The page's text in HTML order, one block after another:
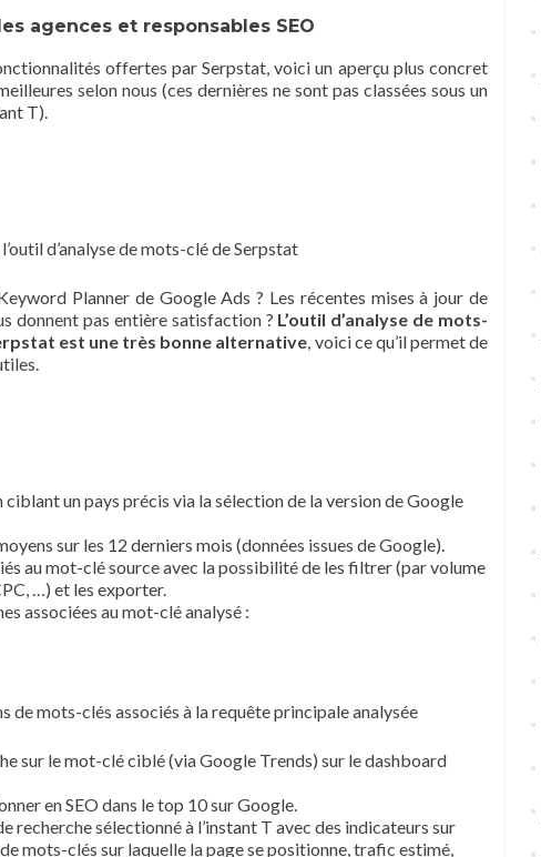
agences et responsables SEO
offertes par Serpstat, voici un aperçu plus concret
selon nous (ces dernières ne sont pas classées sous un
T).
d’analyse de mots-clé de Serpstat
Planner de Google Ads ? Les récentes mises à jour de
donnent pas entière satisfaction ? L’outil d’analyse de mots-
est une très bonne alternative, voici ce qu’il permet de
un pays précis via la sélection de la version de Google
sur les 12 derniers mois (données issues de Google).
au mot-clé source avec la possibilité de les filtrer (par volume
…) et les exporter.
associées au mot-clé analysé :
de mots-clés associés à la requête principale analysée
sur le mot-clé ciblé (via Google Trends) sur le dashboard
en SEO dans le top 10 sur Google.
recherche sélectionné à l’instant T avec des indicateurs sur
mots-clés sur laquelle la page se positionne, trafic estimé,